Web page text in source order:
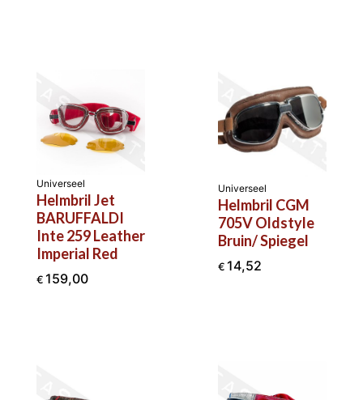
Universeel
Helmbril Jet
BARUFFALDI
Inte 259 Leather
Imperial Red
€ 159,00
Universeel
Helmbril CGM
705V Oldstyle
Bruin/ Spiegel
€ 14,52